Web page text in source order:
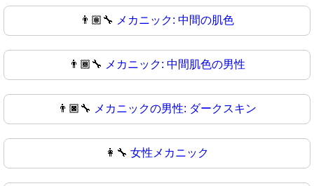
👨🏽‍🔧 メカニック: 中間の肌色
👨🏾‍🔧 メカニック: 中間肌色の男性
👨🏿‍🔧 メカニックの男性: ダークスキン
👩‍🔧 女性メカニック